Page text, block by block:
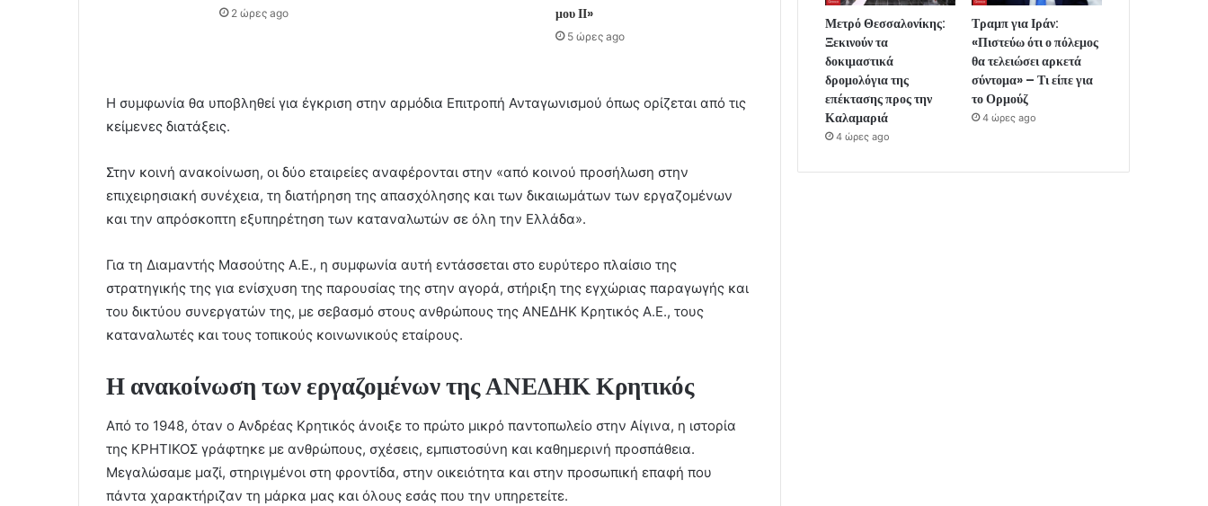
2 ώρες ago
μου ΙΙ»
5 ώρες ago
Η συμφωνία θα υποβληθεί για έγκριση στην αρμόδια Επιτροπή Ανταγωνισμού όπως ορίζεται από τις
κείμενες διατάξεις.
Στην κοινή ανακοίνωση, οι δύο εταιρείες αναφέρονται στην «από κοινού προσήλωση στην
επιχειρησιακή συνέχεια, τη διατήρηση της απασχόλησης και των δικαιωμάτων των εργαζομένων
και την απρόσκοπτη εξυπηρέτηση των καταναλωτών σε όλη την Ελλάδα».
Για τη Διαμαντής Μασούτης Α.Ε., η συμφωνία αυτή εντάσσεται στο ευρύτερο πλαίσιο της
στρατηγικής της για ενίσχυση της παρουσίας της στην αγορά, στήριξη της εγχώριας παραγωγής και
του δικτύου συνεργατών της, με σεβασμό στους ανθρώπους της ΑΝΕΔΗΚ Κρητικός Α.Ε., τους
καταναλωτές και τους τοπικούς κοινωνικούς εταίρους.
Η ανακοίνωση των εργαζομένων της ΑΝΕΔΗΚ Κρητικός
Από το 1948, όταν ο Ανδρέας Κρητικός άνοιξε το πρώτο μικρό παντοπωλείο στην Αίγινα, η ιστορία
της ΚΡΗΤΙΚΟΣ γράφτηκε με ανθρώπους, σχέσεις, εμπιστοσύνη και καθημερινή προσπάθεια.
Μεγαλώσαμε μαζί, στηριγμένοι στη φροντίδα, στην οικειότητα και στην προσωπική επαφή που
πάντα χαρακτήριζαν τη μάρκα μας και όλους εσάς που την υπηρετείτε.
Μετρό Θεσσαλονίκης:
Ξεκινούν τα
δοκιμαστικά
δρομολόγια της
επέκτασης προς την
Καλαμαριά
4 ώρες ago
Τραμπ για Ιράν:
«Πιστεύω ότι ο πόλεμος
θα τελειώσει αρκετά
σύντομα» – Τι είπε για
το Ορμούζ
4 ώρες ago